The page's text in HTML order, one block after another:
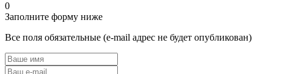
0
Заполните форму ниже
Все поля обязательные (e-mail адрес не будет опубликован)